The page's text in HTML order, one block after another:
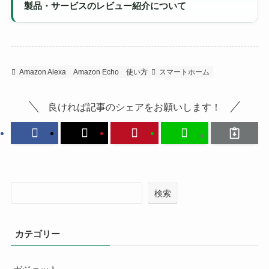
製品・サービスのレビュー紹介について
Amazon Alexa Amazon Echo 使い方 スマートホーム
良ければ記事のシェアをお願いします！
検索
カテゴリー